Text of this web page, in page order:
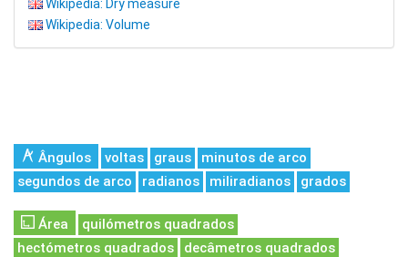
Wikipedia: Dry measure
Wikipedia: Volume
Ângulos voltas graus
minutos de arco
segundos de arco
radianos miliradianos grados
Área
quilómetros quadrados
hectómetros quadrados
decâmetros quadrados